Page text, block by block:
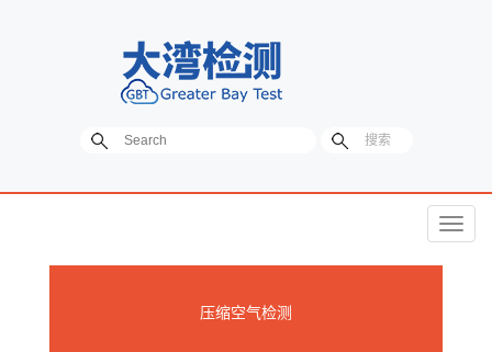
菜
压缩空气检测